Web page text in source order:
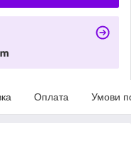
Оплата Умови